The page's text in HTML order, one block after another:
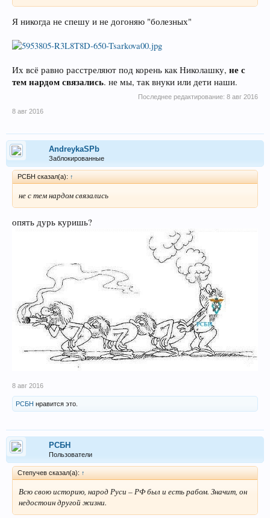
Я никогда не спешу и не догоняю "болезных"
Их всё равно расстреляют под корень как Николашку, не с
тем нардом связались. не мы, так внуки или дети наши.
Последнее редактирование: 8 авг 2016
8 авг 2016
AndreykaSPb
Заблокированные
РСБН сказал(а): ↑
не с тем нардом связались
опять дурь куришь?
8 авг 2016
РСБН нравится это.
РСБН
Пользователи
Степучев сказал(а): ↑
Всю свою историю, народ Руси – РФ был и есть рабом. Значит, он
недостоин другой жизни.